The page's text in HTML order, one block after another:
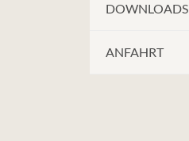
DOWNLOADS
ANFAHRT